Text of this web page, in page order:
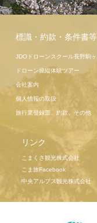
標識・約款・条件書等
JDOドローンスクール長野駒
ドローン操縦体験ツアー
会社案内
個人情報の取扱
旅行業登録票、約款、その他
リンク
こまくさ観光株式会社
こま旅Facebook
中央アルプス観光株式会社